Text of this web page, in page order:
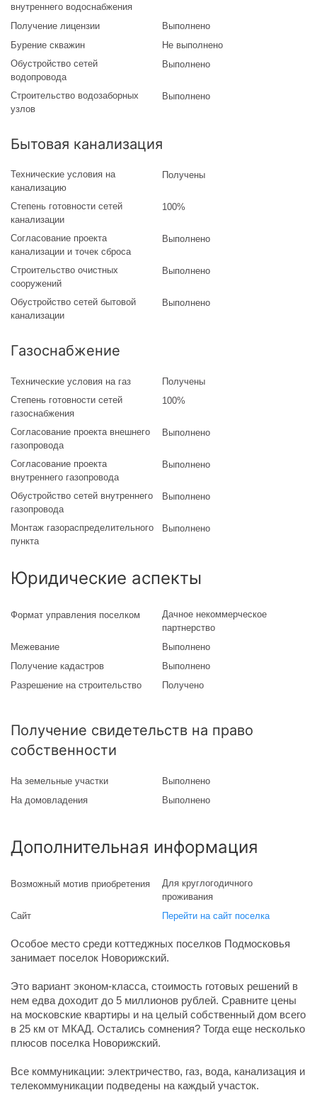
внутреннего водоснабжения
Получение лицензии
Выполнено
Бурение скважин
Не выполнено
Обустройство сетей
водопровода
Выполнено
Строительство водозаборных
узлов
Выполнено
Бытовая канализация
Технические условия на
канализацию
Получены
Степень готовности сетей
канализации
100%
Согласование проекта
канализации и точек сброса
Выполнено
Строительство очистных
сооружений
Выполнено
Обустройство сетей бытовой
канализации
Выполнено
Газоснабжение
Технические условия на газ
Получены
Степень готовности сетей
газоснабжения
100%
Согласование проекта внешнего
газопровода
Выполнено
Согласование проекта
внутреннего газопровода
Выполнено
Обустройство сетей внутреннего
газопровода
Выполнено
Монтаж газораспределительного
пункта
Выполнено
Юридические аспекты
Формат управления поселком
Дачное некоммерческое
партнерство
Межевание
Выполнено
Получение кадастров
Выполнено
Разрешение на строительство
Получено
Получение свидетельств на право
собственности
На земельные участки
Выполнено
На домовладения
Выполнено
Дополнительная информация
Возможный мотив приобретения
Для круглогодичного
проживания
Сайт
Перейти на сайт поселка
Особое место среди коттеджных поселков Подмосковья
занимает поселок Новорижский.
Это вариант эконом-класса, стоимость готовых решений в
нем едва доходит до 5 миллионов рублей. Сравните цены
на московские квартиры и на целый собственный дом всего
в 25 км от МКАД. Остались сомнения? Тогда еще несколько
плюсов поселка Новорижский.
Все коммуникации: электричество, газ, вода, канализация и
телекоммуникации подведены на каждый участок.